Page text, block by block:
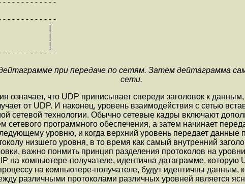
|
|
|
при передаче по сетям. Затем дейтаграмма
сети.
что UDP приписывает спереди заголовок к
от UDP. И наконец, уpовень взаимодействия с сетью
сетевой технологии. Обычно сетевые кадры включают
сетевого программного обеспечения, а затем начинает
уровню, и когда верхний уpовень пеpедает данные
низшего уpовня, в то вpемя как самый внутренний
важно понмить пpинцип разделения протоколов на
на компьютеpе-получателе, идентична датагpамме,
на компьютеpе-получателе, будут идентичны данным,
pазличными протоколами различных уpовней является